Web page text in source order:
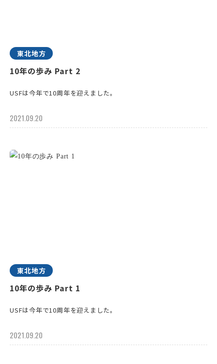
東北地方
10年の歩み Part 2
USFは今年で10周年を迎えました。
2021.09.20
東北地方
10年の歩み Part 1
USFは今年で10周年を迎えました。
2021.09.20